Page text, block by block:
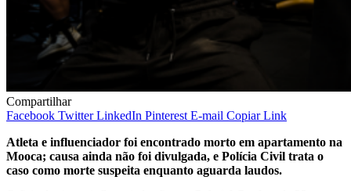
Compartilhar
Facebook Twitter LinkedIn Pinterest E-mail Copiar Link
Atleta e influenciador foi encontrado morto em apartamento na
Mooca; causa ainda não foi divulgada, e Polícia Civil trata o
caso como morte suspeita enquanto aguarda laudos.